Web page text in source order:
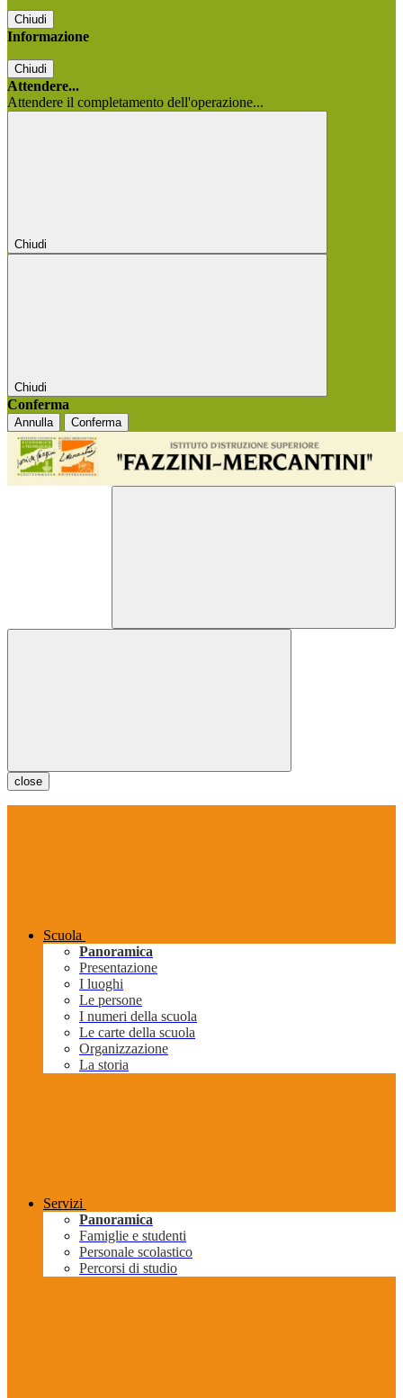
Chiudi
Informazione
Chiudi
Attendere...
Attendere il completamento dell'operazione...
Chiudi
Chiudi
Conferma
Annulla Conferma
close
Scuola
Panoramica
Presentazione
I luoghi
Le persone
I numeri della scuola
Le carte della scuola
Organizzazione
La storia
Servizi
Panoramica
Famiglie e studenti
Personale scolastico
Percorsi di studio